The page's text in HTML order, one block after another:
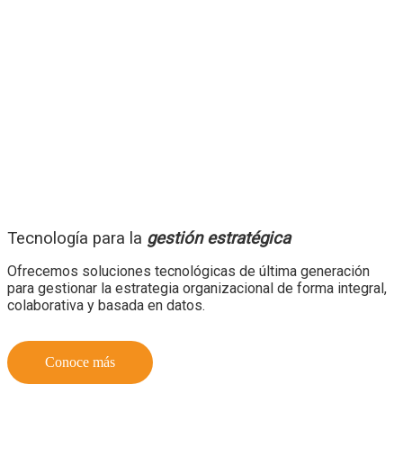
Tecnología para la gestión estratégica
Ofrecemos soluciones tecnológicas de última generación
para gestionar la estrategia organizacional de forma integral,
colaborativa y basada en datos.
Conoce más